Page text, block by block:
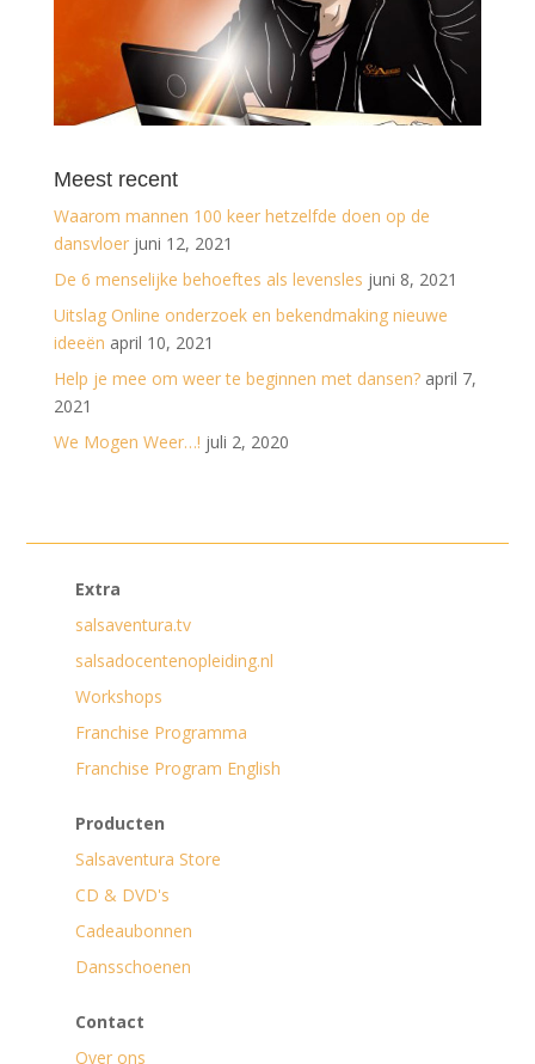
Meest recent
Waarom mannen 100 keer hetzelfde doen op de
dansvloer juni 12, 2021
De 6 menselijke behoeftes als levensles juni 8, 2021
Uitslag Online onderzoek en bekendmaking nieuwe
ideeën april 10, 2021
Help je mee om weer te beginnen met dansen? april 7,
2021
We Mogen Weer…! juli 2, 2020
Extra
salsaventura.tv
salsadocentenopleiding.nl
Workshops
Franchise Programma
Franchise Program English
Producten
Salsaventura Store
CD & DVD's
Cadeaubonnen
Dansschoenen
Contact
Over ons